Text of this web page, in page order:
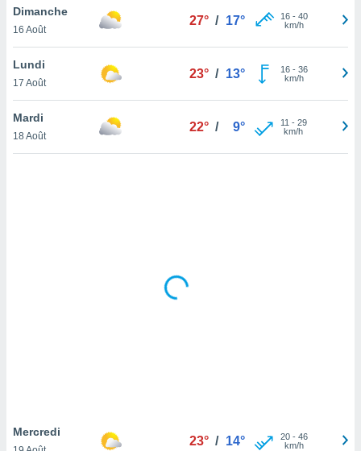
en
de
pas
de
Dimanche
16 Août
27° / 17° 16- 40
km/h
Lundi
17 Août
23° / 13° 16- 36
km/h
Mardi
18 Août
22° / 9° 11 - 29
km/h
Mercredi
23° / 14° 20- 46
km/h